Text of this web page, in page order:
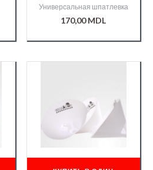
Универсальная шпатлевка
170,00MDL